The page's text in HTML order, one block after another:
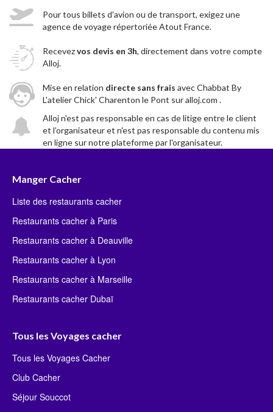
Pour tous billets d'avion ou de transport, exigez une
agence de voyage répertoriée Atout France.
Recevezvos devis en 3h, directement dans votre compte
Alloj.
Mise en relation directe sans frais avec Chabbat By
L'atelier Chick' Charenton le Pont sur alloj.com .
Alloj n'est pas responsable en cas de litige entre le client
et l’organisateur et n'est pas responsable du contenu mis
en ligne sur notre plateforme par l'organisateur.
Manger Cacher
Liste des restaurants cacher
Restaurants cacher à Paris
Restaurants cacher à Deauville
Restaurants cacher à Lyon
Restaurants cacher à Marseille
Restaurants cacher Dubaï
Tous les Voyages cacher
Tous les Voyages Cacher
Club Cacher
Séjour Souccot